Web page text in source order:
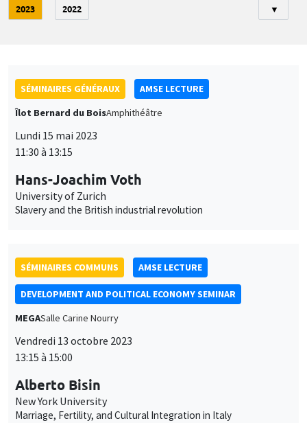
2023 2022 ▼
SÉMINAIRES GÉNÉRAUX
AMSE LECTURE
Îlot Bernard du BoisAmphithéâtre
Lundi 15 mai 2023
11:30 à 13:15
Hans-Joachim Voth
University of Zurich
Slavery and the British industrial revolution
SÉMINAIRES COMMUNS AMSE LECTURE
DEVELOPMENT AND POLITICAL ECONOMY SEMINAR
MEGASalle Carine Nourry
Vendredi 13 octobre 2023
13:15 à 15:00
Alberto Bisin
New York University
Marriage, Fertility, and Cultural Integration in Italy